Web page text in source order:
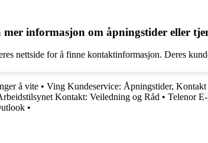
informasjon om åpningstider eller
nettside for å finne kontaktinformasjon. Deres
å vite • Ving Kundeservice: Åpningstider, Kontakt
Kontakt: Veiledning og Råd • Telenor
•